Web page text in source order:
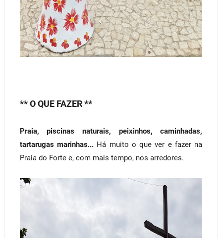
** O QUE FAZER **
Praia, piscinas naturais, peixinhos, caminhadas,
tartarugas marinhas... Há muito o que ver e fazer na
Praia do Forte e, com mais tempo, nos arredores.